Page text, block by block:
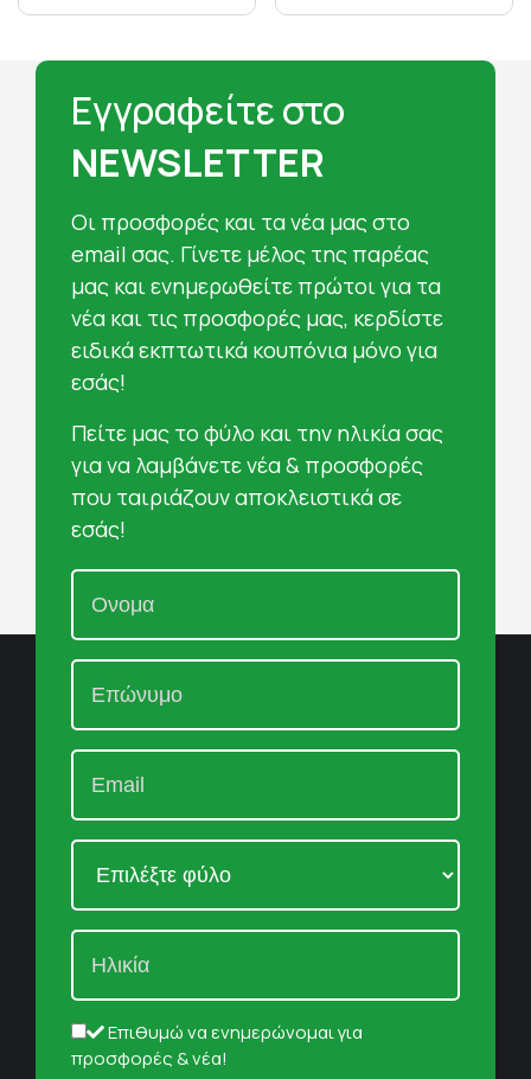
Εγγραφείτε στο
NEWSLETTER
Oι προσφορές και τα νέα μας στο
email σας. Γίνετε μέλος της παρέας
μας και ενημερωθείτε πρώτοι για τα
νέα και τις προσφορές μας, κερδίστε
ειδικά εκπτωτικά κουπόνια μόνο για
εσάς!
Πείτε μας το φύλο και την ηλικία σας
για να λαμβάνετε νέα & προσφορές
που ταιριάζουν αποκλειστικά σε
εσάς!
Επιθυμώ να ενημερώνομαι για
προσφορές & νέα!